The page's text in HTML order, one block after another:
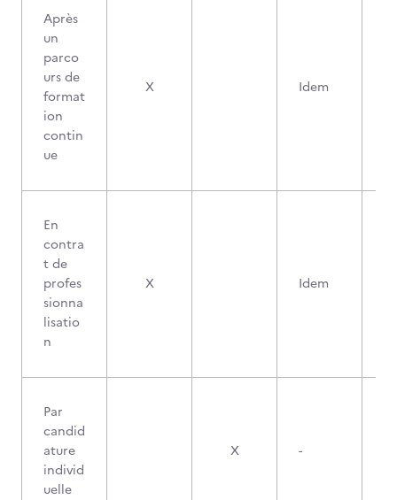
Après
un
parco
urs de
format
ion
contin
ue
X Idem
En
contra
t de
profes
sionna
lisatio
n
X Idem
Par
candid
ature
individ
uelle
X -